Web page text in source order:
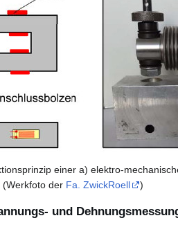
einer a) elektro-
(Werkfoto der Fa. ZwickRoell )
und